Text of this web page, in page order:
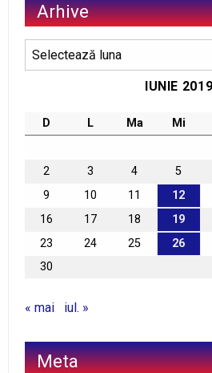
Arhive
Arhive
IUNIE 2019
D L Ma Mi
2
3 4 5
9
10 11 12
16
17 18 19
23
24 25 26
30
« mai iul. »
Meta